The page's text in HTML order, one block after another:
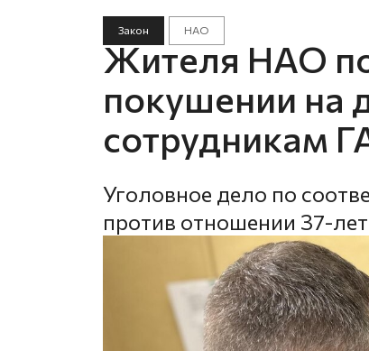
Закон НАО
Жителя НАО
покушении на
сотрудникам
Уголовное дело по
против отношении 37-